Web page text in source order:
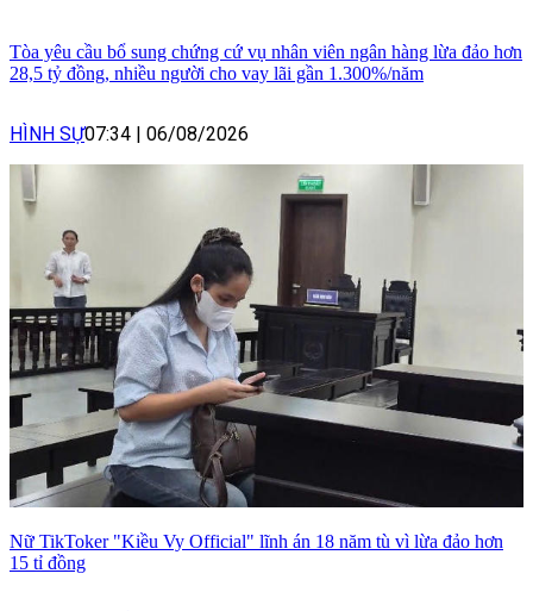
Tòa yêu cầu bổ sung chứng cứ vụ nhân viên ngân hàng lừa đảo hơn
28,5 tỷ đồng, nhiều người cho vay lãi gần 1.300%/năm
HÌNH SỰ07:34 06/08/2026
Nữ TikToker "Kiều Vy Official" lĩnh án 18 năm tù vì lừa đảo hơn
15 tỉ đồng